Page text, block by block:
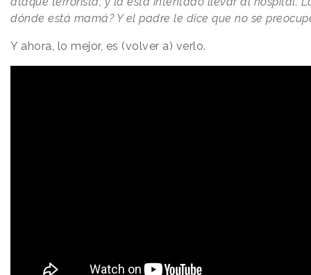
dónde está mamá? Y el padre le dice que no se
Y ahora, lo mejor, es (volver a) verlo.